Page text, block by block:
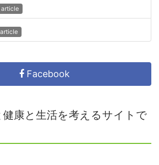
Facebook
康と生活を考えるサイトで